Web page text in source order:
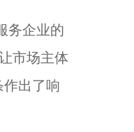
务企业的
市场主体
作出了响